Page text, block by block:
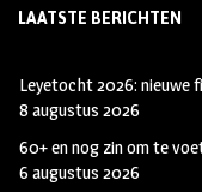
LAATSTE BERICHTEN
Leyetocht 2026: nieuwe
8 augustus 2026
60+ en nog zin om te
6 augustus 2026